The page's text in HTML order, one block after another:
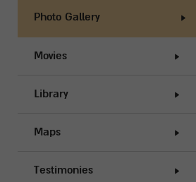
Photo Gallery
Movies
Library
Maps
Testimonies